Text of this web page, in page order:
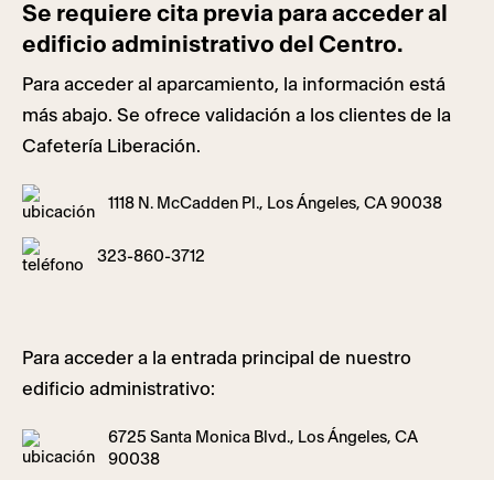
Se requiere cita previa para acceder al
edificio administrativo del Centro.
Para acceder al aparcamiento, la información está
más abajo. Se ofrece validación a los clientes de la
Cafetería Liberación.
1118 N. McCadden Pl., Los Ángeles, CA 90038
323-860-3712
Para acceder a la entrada principal de nuestro
edificio administrativo:
6725 Santa Monica Blvd., Los Ángeles, CA
90038